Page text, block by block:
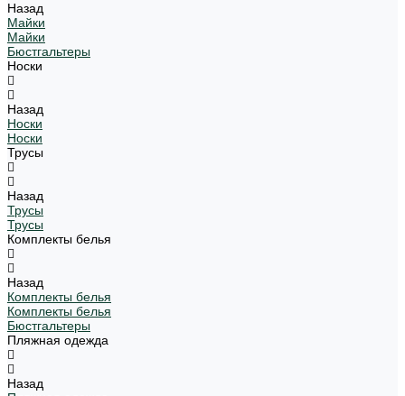
Назад
Майки
Майки
Бюстгальтеры
Носки
Назад
Носки
Носки
Трусы
Назад
Трусы
Трусы
Комплекты белья
Назад
Комплекты белья
Комплекты белья
Бюстгальтеры
Пляжная одежда
Назад